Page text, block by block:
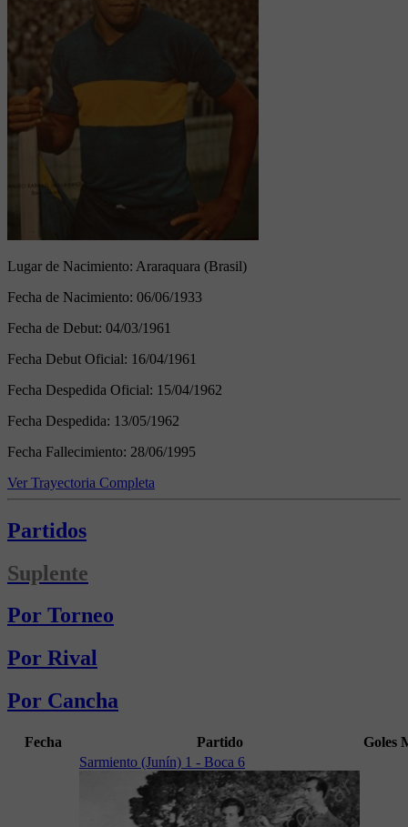
Lugar de Nacimiento: Araraquara (Brasil)
Fecha de Nacimiento: 06/06/1933
Fecha de Debut: 04/03/1961
Fecha Debut Oficial: 16/04/1961
Fecha Despedida Oficial: 15/04/1962
Fecha Despedida: 13/05/1962
Fecha Fallecimiento: 28/06/1995
Ver Trayectoria Completa
Partidos
Suplente
Por Torneo
Por Rival
Por Cancha
Fecha Partido Goles
Sarmiento (Junín) 1 - Boca 6